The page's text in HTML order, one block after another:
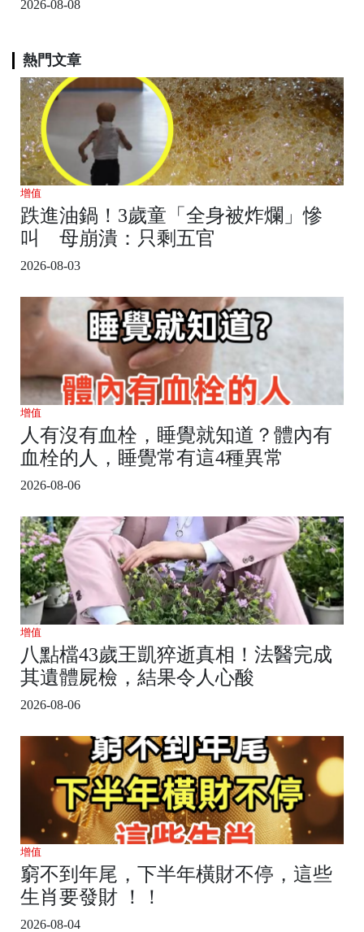
2026-08-08
熱門文章
增值
跌進油鍋！3歲童「全身被炸爛」慘
叫 母崩潰：只剩五官
2026-08-03
增值
人有沒有血栓，睡覺就知道？體內有
血栓的人，睡覺常有這4種異常
2026-08-06
增值
八點檔43歲王凱猝逝真相！法醫完成
其遺體屍檢，結果令人心酸
2026-08-06
增值
窮不到年尾，下半年橫財不停，這些
生肖要發財 ！！
2026-08-04